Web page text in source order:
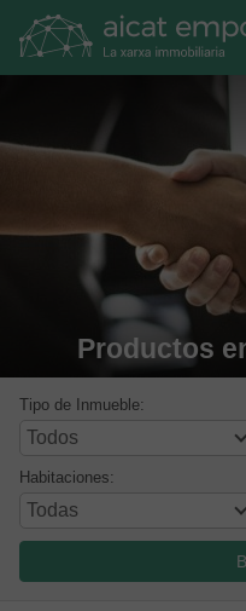
navigation
Productos
Tipo de Inmueble:
Habitaciones: